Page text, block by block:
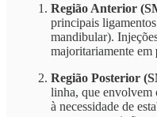
Região Anterior
principais
mandibular).
majoritariamente em
Região Posterior
linha, que envolvem
à necessidade de